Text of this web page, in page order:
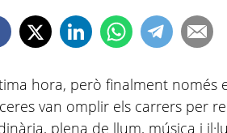
hora, però finalment només
van omplir els carrers per
plena de llum, música i